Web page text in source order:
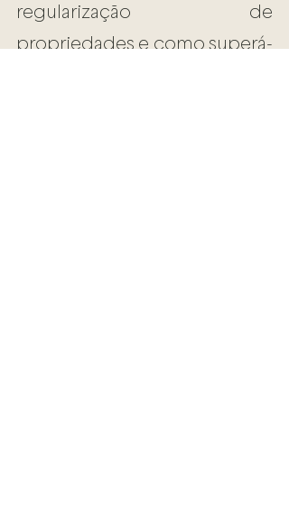
regularização de
propriedades e como superá-